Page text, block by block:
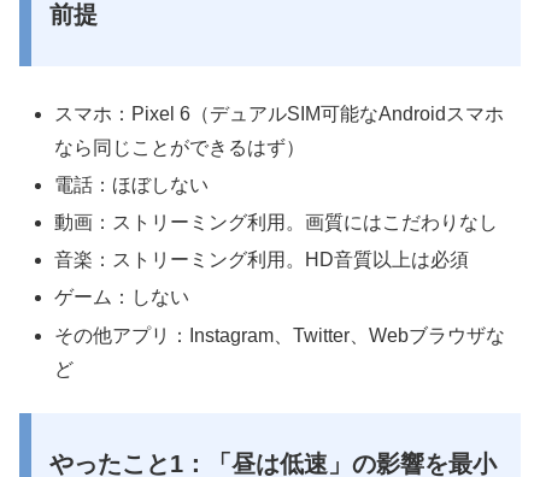
前提
スマホ：Pixel 6（デュアルSIM可能なAndroidスマホ
なら同じことができるはず）
電話：ほぼしない
動画：ストリーミング利用。画質にはこだわりなし
音楽：ストリーミング利用。HD音質以上は必須
ゲーム：しない
その他アプリ：Instagram、Twitter、Webブラウザな
ど
やったこと1：「昼は低速」の影響を最小